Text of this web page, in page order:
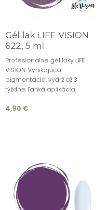
Gél lak LIFE VISION
622, 5 ml
Profesionálne gél laky LIFE
VISION. Vynikajúca
pigmentácia, výdrž až 3
týždne, ľahká aplikácia.
4,90 €